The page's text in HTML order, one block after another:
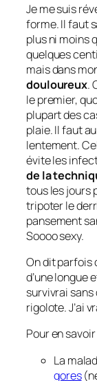
Je me suis
forme. Il faut
plus ni moins
quelques
mais dans
douloureux.
le premier,
plupart des
plaie. Il faut
lentement.
évite les
de la
tous les jours
tripoter le
pansement
Soooo sexy.
On dit parfois
d’une longue
survivrai
rigolote. J’ai
Pour en
La
gores